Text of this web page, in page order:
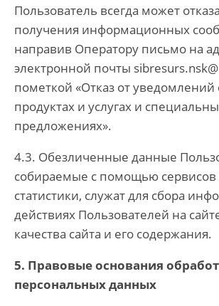
Пользователь всегда может
получения информационных
направив Оператору письмо на
электронной почты
пометкой «Отказ от
продуктах и услугах и
предложениях».
4.3. Обезличенные данные
собираемые с помощью сервисов
статистики, служат для сбора
действиях Пользователей на
качества сайта и его содержания.
5. Правовые основания
персональных данных